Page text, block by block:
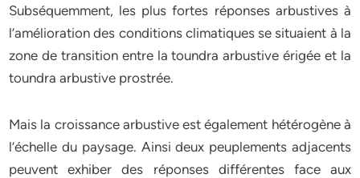
Subséquemment, les plus fortes réponses arbustives à
l’amélioration des conditions climatiques se situaient à la
zone de transition entre la toundra arbustive érigée et la
toundra arbustive prostrée.
Mais la croissance arbustive est également hétérogène à
l’échelle du paysage. Ainsi deux peuplements adjacents
peuvent exhiber des réponses différentes face aux